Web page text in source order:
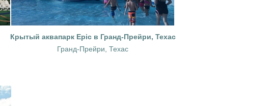
Крытый аквапарк Epic в Гранд-Прейри, Техас
Гранд-Прейри, Техас